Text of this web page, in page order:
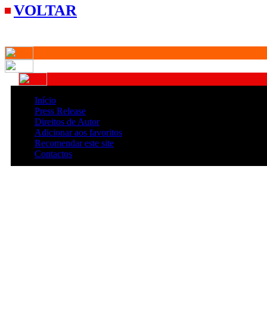
VOLTAR
Início
Press Release
Direitos de Autor
Adicionar aos favoritos
Recomendar este site
Contactos